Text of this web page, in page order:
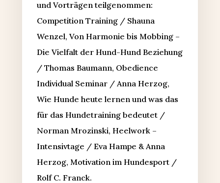
und Vorträgen teilgenommen:
Competition Training / Shauna
Wenzel, Von Harmonie bis Mobbing –
Die Vielfalt der Hund-Hund Beziehung
/ Thomas Baumann, Obedience
Individual Seminar / Anna Herzog,
Wie Hunde heute lernen und was das
für das Hundetraining bedeutet /
Norman Mrozinski, Heelwork –
Intensivtage / Eva Hampe & Anna
Herzog, Motivation im Hundesport /
Rolf C. Franck.